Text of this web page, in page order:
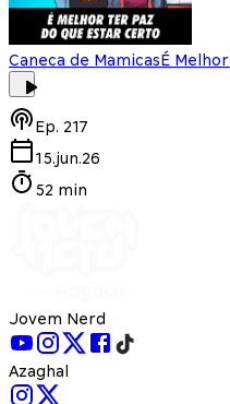
Caneca de MamicasÉ
Ep. 217
15.jun.26
52 min
Jovem Nerd
Azaghal